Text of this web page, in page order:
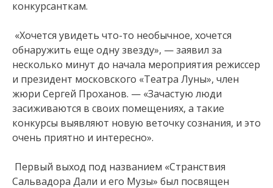
конкурсанткам.
«Хочется увидеть что-то необычное, хочется
обнаружить еще одну звезду», — заявил за
несколько минут до начала мероприятия режиссер
и президент московского «Театра Луны», член
жюри Сергей Проханов. — «Зачастую люди
засиживаются в своих помещениях, а такие
конкурсы выявляют новую веточку сознания, и это
очень приятно и интересно».
Первый выход под названием «Странствия
Сальвадора Дали и его Музы» был посвящен